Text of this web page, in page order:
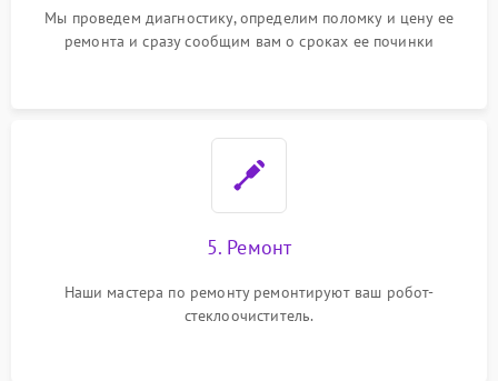
Мы проведем диагностику, определим поломку и цену ее
ремонта и сразу сообщим вам о сроках ее починки
5. Ремонт
Наши мастера по ремонту ремонтируют ваш робот-
стеклоочиститель.